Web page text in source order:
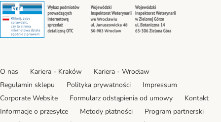
Security Security Security
O nas Kariera - Kraków
Kariera - Wrocław
Regulamin sklepu
Polityka prywatności
Impressum
Corporate Website
Formularz odstąpienia od umowy
Kontakt
Informacje o przesyłce
Metody płatności
Program partnerski